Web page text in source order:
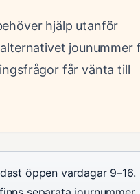
hjälp utanför
jounummer
får vänta till
öppen vardagar 9–16.